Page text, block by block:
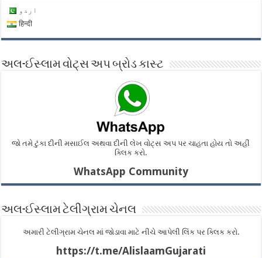
اردو
हिन्दी
અલ-ઈસ્લામ વોટ્સ અપ બ્રોડ કાસ્ટ
જો તમે ટુંકા દીની મસાઈલ અથવા દીની લેખ વોટ્સ અપ પર ચાહતા હોય તો અહીં
ક્લિક કરો.
WhatsApp Community
અલ-ઈસ્લામ ટેલીગ્રામ ચેનલ
અમારી ટેલીગ્રામ ચેનલ માં જોડાવા માટે નીચે આપેલી લિંક પર ક્લિક કરો.
https://t.me/AlislaamGujarati